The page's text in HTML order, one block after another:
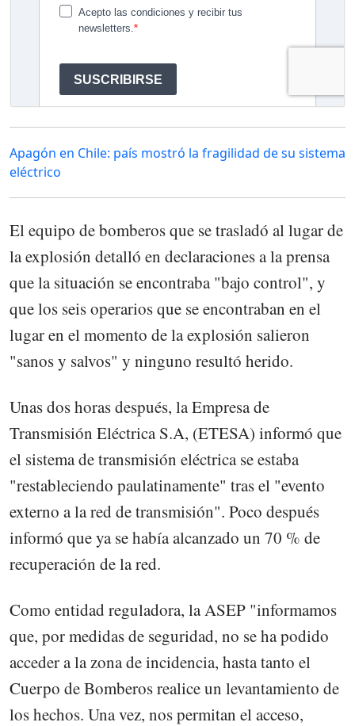
Apagón en Chile: país mostró la fragilidad de su sistema
eléctrico
El equipo de bomberos que se trasladó al lugar de
la explosión detalló en declaraciones a la prensa
que la situación se encontraba "bajo control", y
que los seis operarios que se encontraban en el
lugar en el momento de la explosión salieron
"sanos y salvos" y ninguno resultó herido.
Unas dos horas después, la Empresa de
Transmisión Eléctrica S.A, (ETESA) informó que
el sistema de transmisión eléctrica se estaba
"restableciendo paulatinamente" tras el "evento
externo a la red de transmisión". Poco después
informó que ya se había alcanzado un 70 % de
recuperación de la red.
Como entidad reguladora, la ASEP "informamos
que, por medidas de seguridad, no se ha podido
acceder a la zona de incidencia, hasta tanto el
Cuerpo de Bomberos realice un levantamiento de
los hechos. Una vez, nos permitan el acceso,